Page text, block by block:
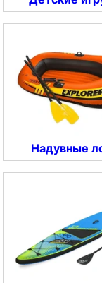
Надувные